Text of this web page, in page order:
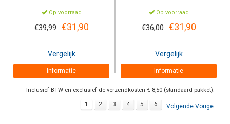
Op voorraad
€39,99 €31,90
Vergelijk
Informatie
Op voorraad
€36,00 €31,90
Vergelijk
Informatie
Inclusief BTW en exclusief de verzendkosten € 8,50 (standaard pakket).
1 2 3 4 5 6 Volgende Vorige